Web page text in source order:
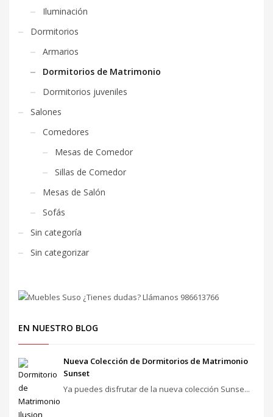
Iluminación
Dormitorios
Armarios
Dormitorios de Matrimonio
Dormitorios juveniles
Salones
Comedores
Mesas de Comedor
Sillas de Comedor
Mesas de Salón
Sofás
Sin categoría
Sin categorizar
EN NUESTRO BLOG
Nueva Colección de Dormitorios de Matrimonio
Sunset
Ya puedes disfrutar de la nueva colección Sunse...